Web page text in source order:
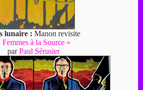
lunaire : Manon revisite
Femmes à la Source »
parPaul Sérusier